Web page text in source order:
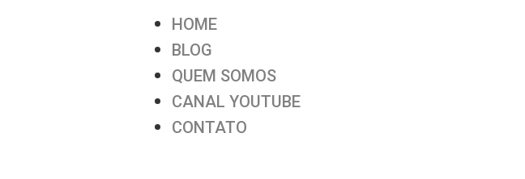
HOME
BLOG
QUEM SOMOS
CANAL YOUTUBE
CONTATO